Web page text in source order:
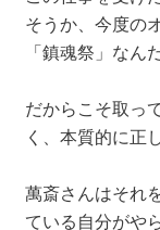
そうか、今度の
「鎮魂祭」なんだ
だからこそ取っ
く、本質的に正
萬斎さんはそれ
ている自分がや